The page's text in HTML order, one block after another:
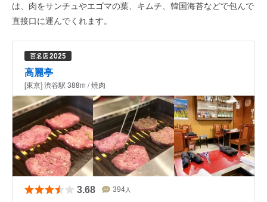
は、肉をサンチュやエゴマの葉、キムチ、韓国海苔などで包んで
直接口に運んでくれます。
高麗亭
[東京] 渋谷駅 388m / 焼肉
3.68 394 人